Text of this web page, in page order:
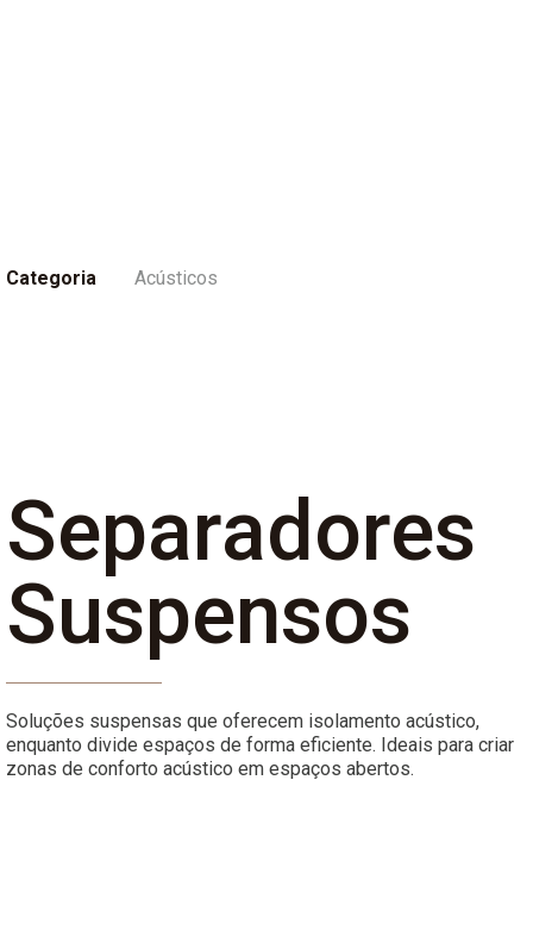
Categoria Acústicos
Separadores
Suspensos
Soluções suspensas que oferecem isolamento acústico,
enquanto divide espaços de forma eficiente. Ideais para criar
zonas de conforto acústico em espaços abertos.